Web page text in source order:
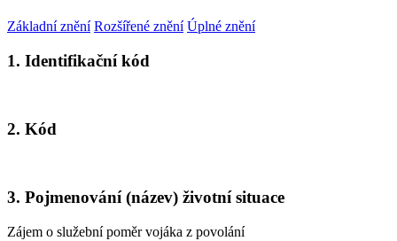
Základní znění Rozšířené znění Úplné znění
1. Identifikační kód
2. Kód
3. Pojmenování (název) životní situace
Zájem o služební poměr vojáka z povolání